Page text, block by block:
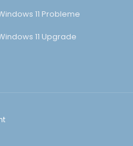
11 Probleme
11 Upgrade